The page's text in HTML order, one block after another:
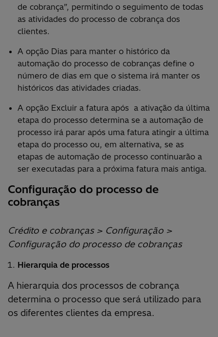
de cobrança”, permitindo o seguimento de todas
as atividades do processo de cobrança dos
clientes.
A opção Dias para manter o histórico da
automação do processo de cobranças define o
número de dias em que o sistema irá manter os
históricos das atividades criadas.
A opção Excluir a fatura após a ativação da última
etapa do processo determina se a automação de
processo irá parar após uma fatura atingir a última
etapa do processo ou, em alternativa, se as
etapas de automação de processo continuarão a
ser executadas para a próxima fatura mais antiga.
Configuração do processo de
cobranças
Crédito e cobranças > Configuração >
Configuração do processo de cobranças
Hierarquia de processos
A hierarquia dos processos de cobrança
determina o processo que será utilizado para
os diferentes clientes da empresa.